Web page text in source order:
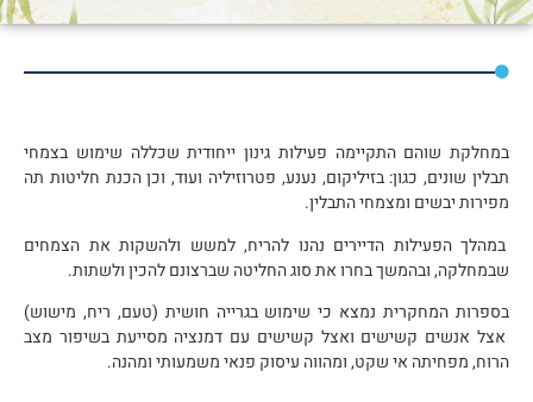
במחלקת שוהם התקיימה פעילות גינון ייחודית שכללה שימוש בצמחי
תבלין שונים, כגון: בזיליקום, נענע, פטרוזיליה ועוד, וכן הכנת חליטות תה
מפירות יבשים ומצמחי התבלין.
במהלך הפעילות הדיירים נהנו להריח, למשש ולהשקות את הצמחים
שבמחלקה, ובהמשך בחרו את סוג החליטה שברצונם להכין ולשתות.
בספרות המחקרית נמצא כי שימוש בגרייה חושית (טעם, ריח, מישוש)
אצל אנשים קשישים ואצל קשישים עם דמנציה מסייעת בשיפור מצב
הרוח, מפחיתה אי שקט, ומהווה עיסוק פנאי משמעותי ומהנה.